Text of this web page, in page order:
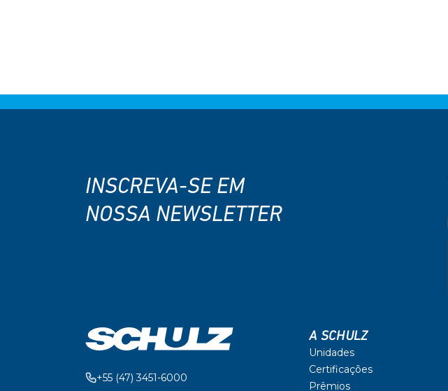
INSCREVA-SE EM
NOSSA NEWSLETTER
+55 (47) 3451-6000
A SCHULZ
Unidades
Certificações
Prêmios